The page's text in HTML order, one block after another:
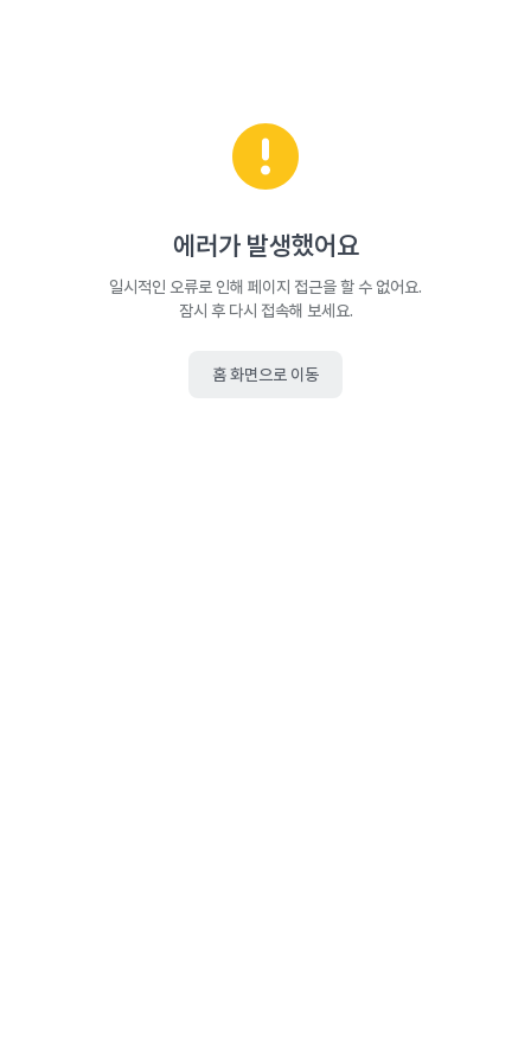
에러가 발생했어요
일시적인 오류로 인해 페이지 접근을 할 수 없어요.
잠시 후 다시 접속해 보세요.
홈 화면으로 이동